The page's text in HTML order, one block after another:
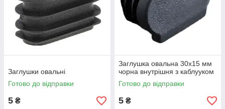
Заглушки овальні
Готово до відправки
5 ₴
Заглушка овальна 30х15 мм
чорна внутрішня з каблууком
Готово до відправки
5 ₴